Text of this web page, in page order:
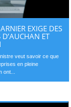
EXIGE DES
D’AUCHAN ET
veut savoir ce que
en pleine
ont...